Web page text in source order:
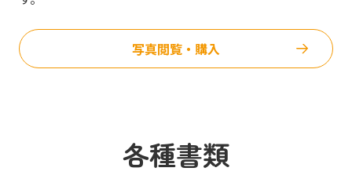
写真閲覧・購入
各種書類